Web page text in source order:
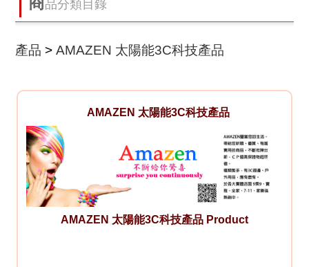
品分類目錄
產品 >AMAZEN 太陽能3C科技產品
AMAZEN 太陽能3C科技產品
AMAZEN 太陽能3C科技產品 Product